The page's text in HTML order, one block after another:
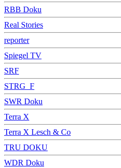
RBB Doku
Real Stories
reporter
Spiegel TV
SRF
STRG_F
SWR Doku
Terra X
Terra X Lesch & Co
TRU DOKU
WDR Doku